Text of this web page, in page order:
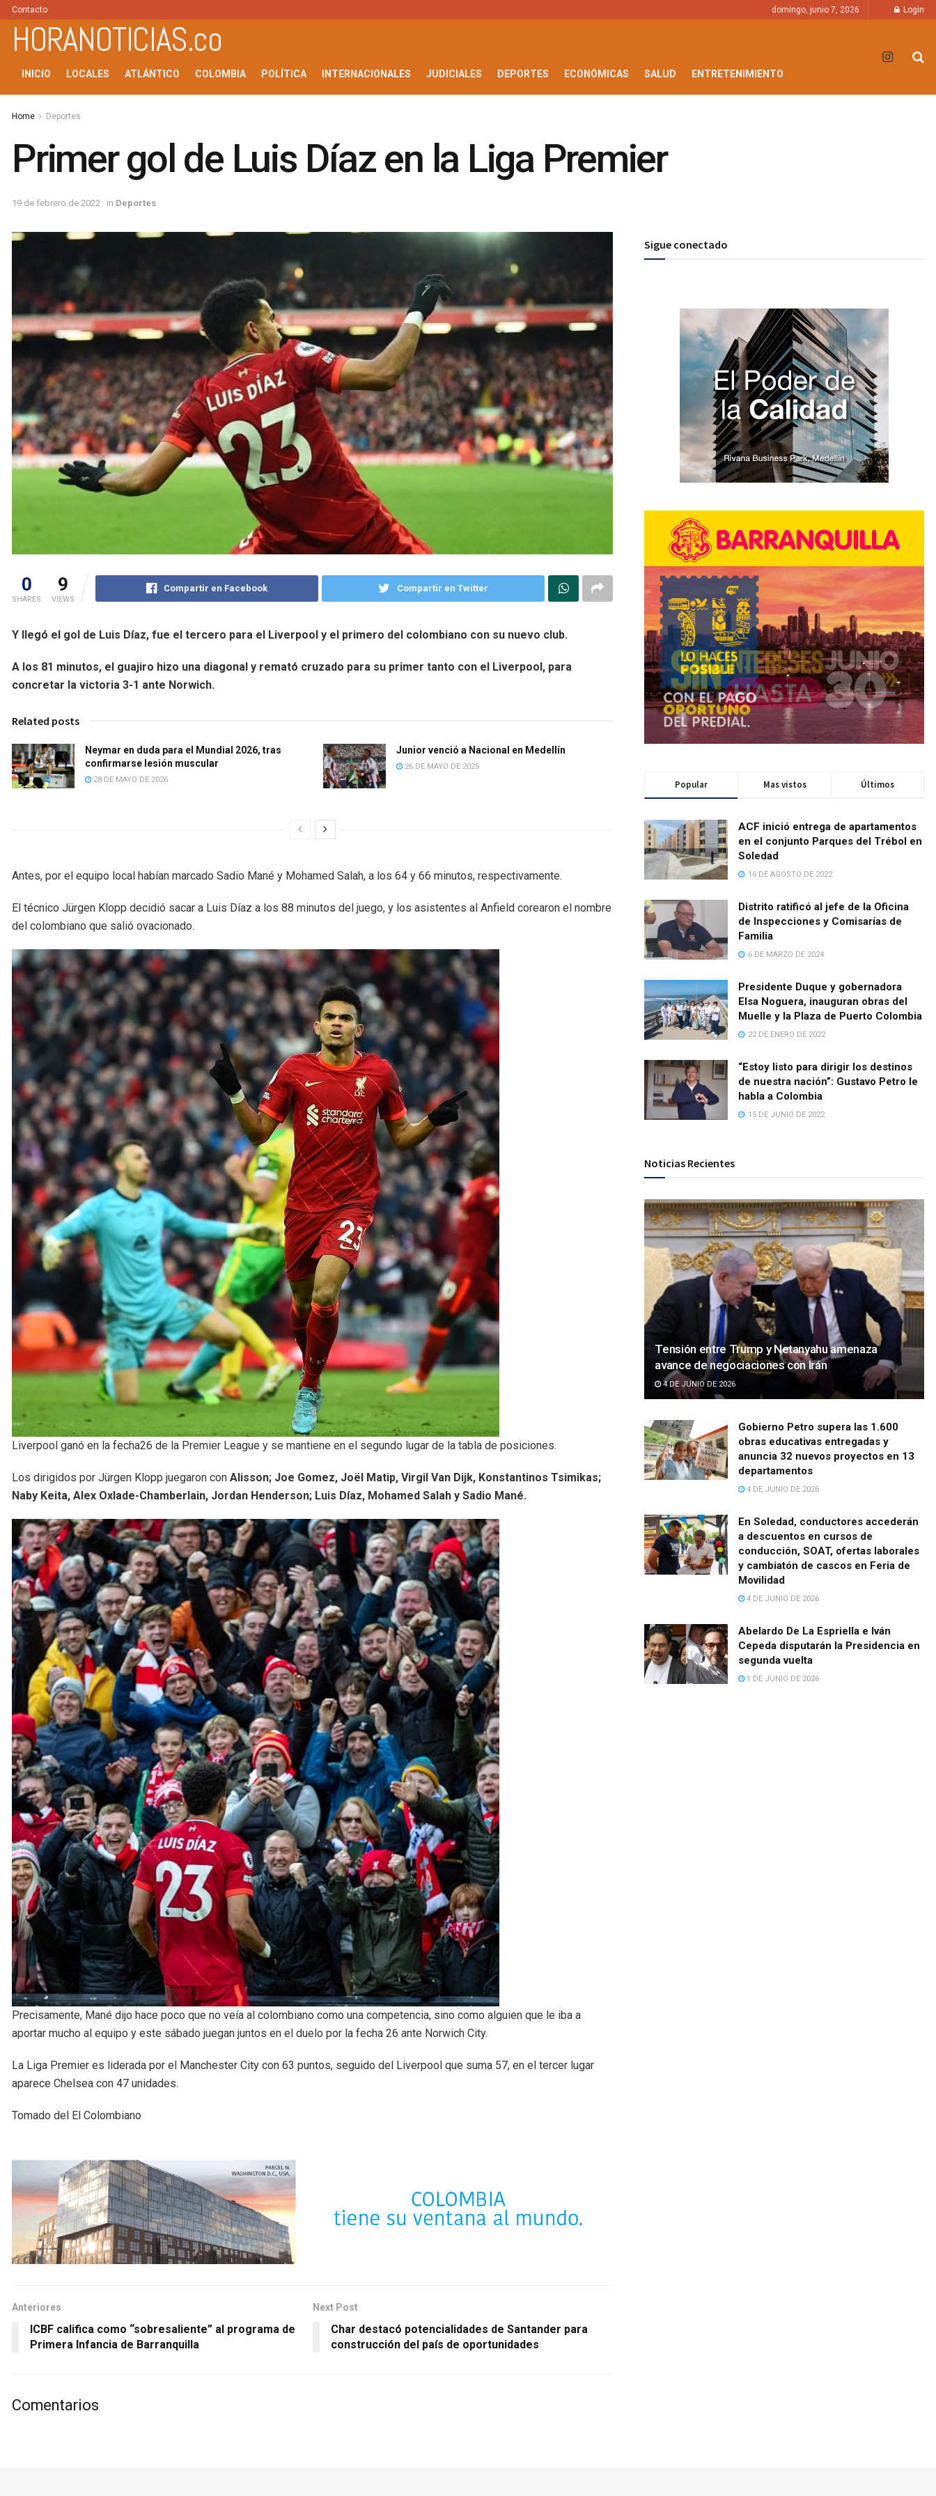
Contacto domingo, junio 7, 2026 Login
HORANOTICIAS.co
INICIO LOCALES ATLÁNTICO COLOMBIA POLÍTICA INTERNACIONALES JUDICIALES DEPORTES ECONÓMICAS SALUD ENTRETENIMIENTO
Home Deportes
Primer gol de Luis Díaz en la Liga Premier
19 de febrero de 2022 in Deportes
0
SHARES
9
VIEWS
Compartir en Facebook Compartir en Twitter
Y llegó el gol de Luis Díaz, fue el tercero para el Liverpool y el primero del colombiano con su nuevo club.
A los 81 minutos, el guajiro hizo una diagonal y remató cruzado para su primer tanto con el Liverpool, para
concretar la victoria 3-1 ante Norwich.
Related posts
Neymar en duda para el Mundial 2026, tras
confirmarse lesión muscular
28 DE MAYO DE 2026
Junior venció a Nacional en Medellín
26 DE MAYO DE 2025
Antes, por el equipo local habían marcado Sadio Mané y Mohamed Salah, a los 64 y 66 minutos, respectivamente.
El técnico Jürgen Klopp decidió sacar a Luis Díaz a los 88 minutos del juego, y los asistentes al Anfield corearon el nombre
del colombiano que salió ovacionado.
Liverpool ganó en la fecha26 de la Premier League y se mantiene en el segundo lugar de la tabla de posiciones.
Los dirigidos por Jürgen Klopp juegaron con Alisson; Joe Gomez, Joël Matip, Virgil Van Dijk, Konstantinos Tsimikas;
Naby Keita, Alex Oxlade-Chamberlain, Jordan Henderson; Luis Díaz, Mohamed Salah y Sadio Mané.
Precisamente, Mané dijo hace poco que no veía al colombiano como una competencia, sino como alguien que le iba a
aportar mucho al equipo y este sábado juegan juntos en el duelo por la fecha 26 ante Norwich City.
La Liga Premier es liderada por el Manchester City con 63 puntos, seguido del Liverpool que suma 57, en el tercer lugar
aparece Chelsea con 47 unidades.
Tomado del El Colombiano
Anteriores
ICBF califica como “sobresaliente” al programa de
Primera Infancia de Barranquilla
Next Post
Char destacó potencialidades de Santander para
construcción del país de oportunidades
Comentarios
Sigue conectado
Popular Mas vistos Últimos
ACF inició entrega de apartamentos
en el conjunto Parques del Trébol en
Soledad
16 DE AGOSTO DE 2022
Distrito ratificó al jefe de la Oficina
de Inspecciones y Comisarías de
Familia
6 DE MARZO DE 2024
Presidente Duque y gobernadora
Elsa Noguera, inauguran obras del
Muelle y la Plaza de Puerto Colombia
22 DE ENERO DE 2022
“Estoy listo para dirigir los destinos
de nuestra nación”: Gustavo Petro le
habla a Colombia
15 DE JUNIO DE 2022
Noticias Recientes
Tensión entre Trump y Netanyahu amenaza
avance de negociaciones con Irán
4 DE JUNIO DE 2026
Gobierno Petro supera las 1.600
obras educativas entregadas y
anuncia 32 nuevos proyectos en 13
departamentos
4 DE JUNIO DE 2026
En Soledad, conductores accederán
a descuentos en cursos de
conducción, SOAT, ofertas laborales
y cambiatón de cascos en Feria de
Movilidad
4 DE JUNIO DE 2026
Abelardo De La Espriella e Iván
Cepeda disputarán la Presidencia en
segunda vuelta
1 DE JUNIO DE 2026